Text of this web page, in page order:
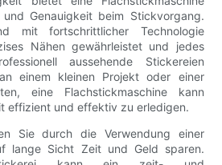
Genauigkeit beim Stickvorgang.
mit fortschrittlicher Technologie
Nähen gewährleistet und jedes
aussehende Stickereien
einem kleinen Projekt oder einer
eine Flachstickmaschine kann
effizient und effektiv zu erledigen.
Sie durch die Verwendung einer
lange Sicht Zeit und Geld sparen.